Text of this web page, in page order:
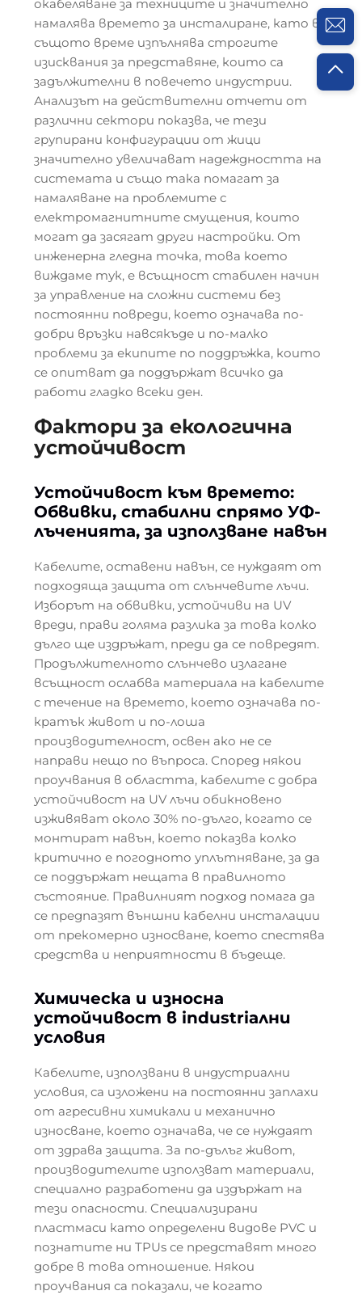
окабеляване за техниците и значително
намалява времето за инсталиране, като в
същото време изпълнява строгите
изисквания за представяне, които са
задължителни в повечето индустрии.
Анализът на действителни отчети от
различни сектори показва, че тези
групирани конфигурации от жици
значително увеличават надеждността на
системата и също така помагат за
намаляване на проблемите с
електромагнитните смущения, които
могат да засягат други настройки. От
инженерна гледна точка, това което
виждаме тук, е всъщност стабилен начин
за управление на сложни системи без
постоянни повреди, което означава по-
добри връзки навсякъде и по-малко
проблеми за екипите по поддръжка, които
се опитват да поддържат всичко да
работи гладко всеки ден.
Фактори за екологична
устойчивост
Устойчивост към времето:
Обвивки, стабилни спрямо УФ-
лъченията, за използване навън
Кабелите, оставени навън, се нуждаят от
подходяща защита от слънчевите лъчи.
Изборът на обвивки, устойчиви на UV
вреди, прави голяма разлика за това колко
дълго ще издръжат, преди да се повредят.
Продължителното слънчево излагане
всъщност ослабва материала на кабелите
с течение на времето, което означава по-
кратък живот и по-лоша
производителност, освен ако не се
направи нещо по въпроса. Според някои
проучвания в областта, кабелите с добра
устойчивост на UV лъчи обикновено
изживяват около 30% по-дълго, когато се
монтират навън, което показва колко
критично е погодното уплътняване, за да
се поддържат нещата в правилното
състояние. Правилният подход помага да
се предпазят външни кабелни инсталации
от прекомерно износване, което спестява
средства и неприятности в бъдеще.
Химическа и износна
устойчивост в industriални
условия
Кабелите, използвани в индустриални
условия, са изложени на постоянни заплахи
от агресивни химикали и механично
износване, което означава, че се нуждаят
от здрава защита. За по-дълъг живот,
производителите използват материали,
специално разработени да издържат на
тези опасности. Специализирани
пластмаси като определени видове PVC и
познатите ни TPUs се представят много
добре в това отношение. Някои
проучвания са показали, че когато